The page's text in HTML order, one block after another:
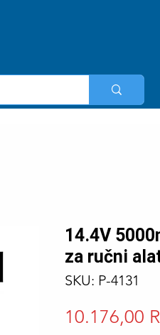
14.4V
za ručni
SKU: P-4131
10.176,00